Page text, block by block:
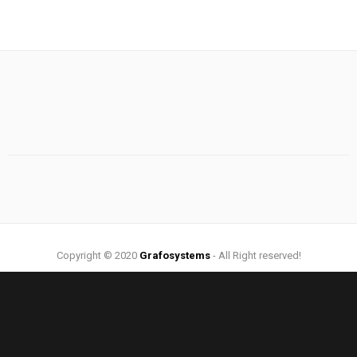
Copyright © 2020 Grafosystems- All Right reserved!